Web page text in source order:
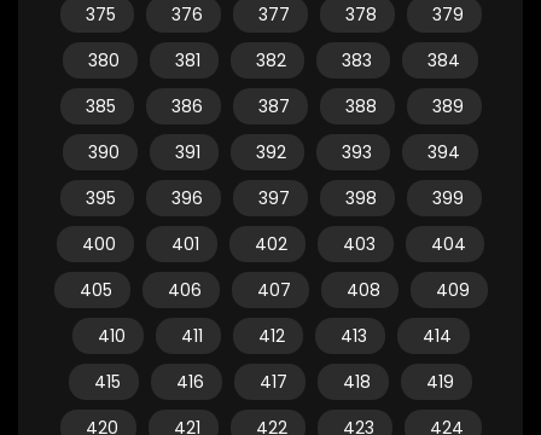
375
376 377 378
379
380
381 382 383
384
385
386 387 388
389
390
391 392 393
394
395
396 397 398
399
400
401 402 403
404
405
406 407 408
409
410
411 412 413
414
415
416 417 418
419
420
421 422 423 424